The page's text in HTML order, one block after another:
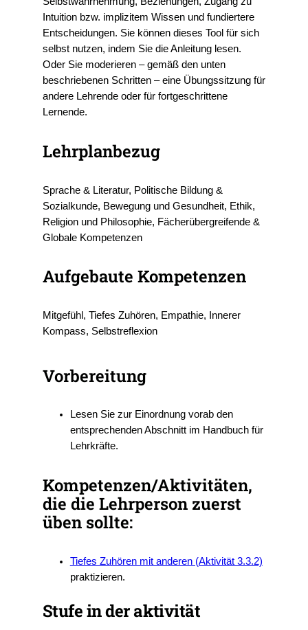
Intuition bzw. implizitem Wissen und fundiertere
Entscheidungen. Sie können dieses Tool für sich
selbst nutzen, indem Sie die Anleitung lesen.
Oder Sie moderieren – gemäß den unten
beschriebenen Schritten – eine Übungssitzung für
andere Lehrende oder für fortgeschrittene
Lernende.
Lehrplanbezug
Sprache & Literatur, Politische Bildung &
Sozialkunde, Bewegung und Gesundheit, Ethik,
Religion und Philosophie, Fächerübergreifende &
Globale Kompetenzen
Aufgebaute Kompetenzen
Mitgefühl, Tiefes Zuhören, Empathie, Innerer
Kompass, Selbstreflexion
Vorbereitung
Lesen Sie zur Einordnung vorab den
entsprechenden Abschnitt im Handbuch für
Lehrkräfte.
Kompetenzen/Aktivitäten,
die die Lehrperson zuerst
üben sollte:
Tiefes Zuhören mit anderen (Aktivität 3.3.2)
praktizieren.
Stufe in der aktivität